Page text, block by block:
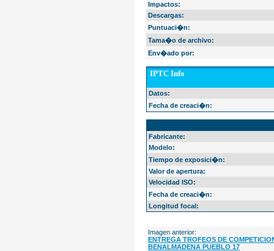
Impactos:
Descargas:
Puntuaci�n:
Tama�o de archivo:
Env�ado por:
IPTC Info
Datos:
Fecha de creaci�n:
Fabricante:
Modelo:
Tiempo de exposici�n:
Valor de apertura:
Velocidad ISO:
Fecha de creaci�n:
Longitud focal:
Imagen anterior:
ENTREGA TROFEOS DE
BENALMADENA PUEBLO 17